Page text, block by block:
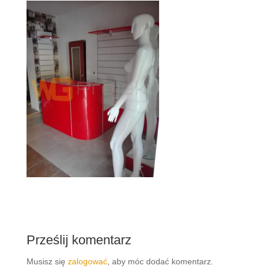
Prześlij komentarz
Musisz się zalogować, aby móc dodać komentarz.